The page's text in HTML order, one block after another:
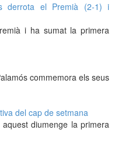
derrota el Premià (2-1) i
i ha sumat la primera
commemora els seus
del cap de setmana
diumenge la primera